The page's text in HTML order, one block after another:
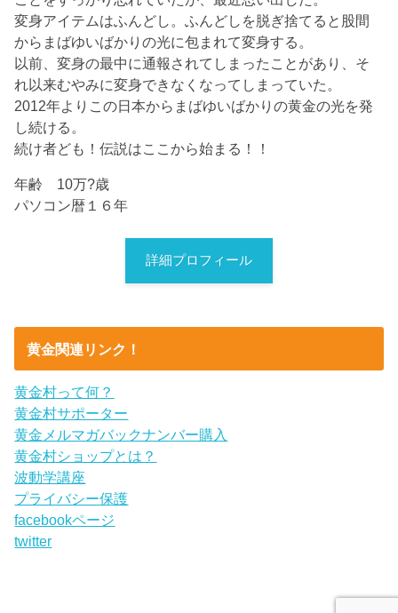
変身アイテムはふんどし。ふんどしを脱ぎ捨てると股間
からまばゆいばかりの光に包まれて変身する。
以前、変身の最中に通報されてしまったことがあり、そ
れ以来むやみに変身できなくなってしまっていた。
2012年よりこの日本からまばゆいばかりの黄金の光を発
し続ける。
続け者ども！伝説はここから始まる！！
年齢 10万?歳
パソコン暦１６年
詳細プロフィール
黄金関連リンク！
黄金村って何？
黄金村サポーター
黄金メルマガバックナンバー購入
黄金村ショップとは？
波動学講座
プライバシー保護
facebookページ
twitter